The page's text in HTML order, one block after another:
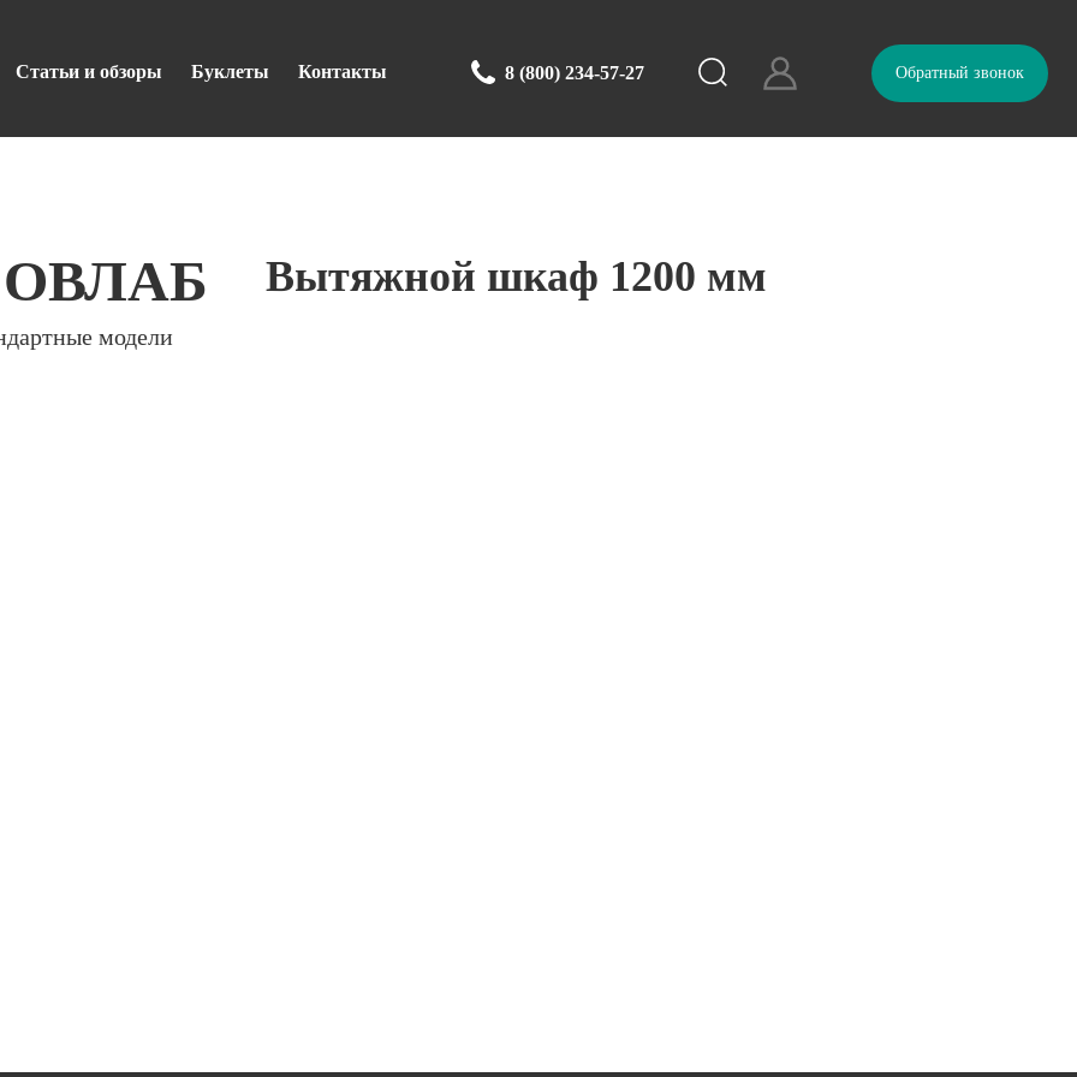
Статьи и обзоры Буклеты Контакты 8 (800) 234-57-27 Обратный звонок
модели
Вытяжной шкаф 1200 мм